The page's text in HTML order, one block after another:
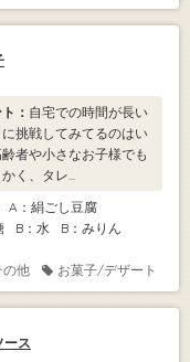
： 自宅での時間が長い
挑戦してみてるのはい
者や小さなお子様でも
く、タレ...
A：絹ごし豆腐
B：水
B：みりん
の他
お菓子/デザート
ース